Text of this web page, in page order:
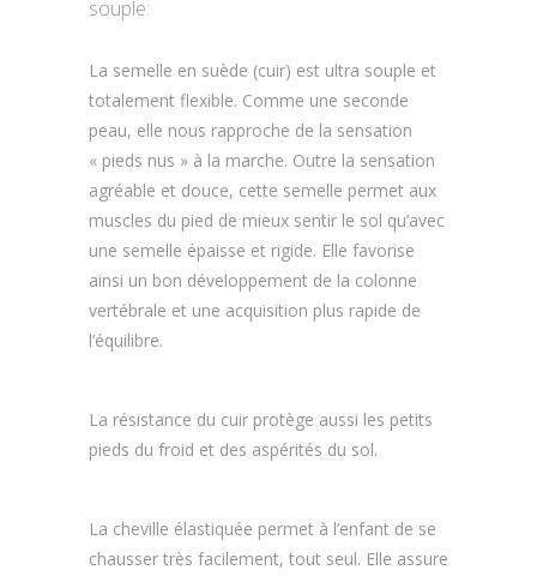
souple:
La semelle en suède (cuir) est ultra souple et
totalement flexible. Comme une seconde
peau, elle nous rapproche de la sensation
« pieds nus » à la marche. Outre la sensation
agréable et douce, cette semelle permet aux
muscles du pied de mieux sentir le sol qu’avec
une semelle épaisse et rigide. Elle favorise
ainsi un bon développement de la colonne
vertébrale et une acquisition plus rapide de
l’équilibre.
La résistance du cuir protège aussi les petits
pieds du froid et des aspérités du sol.
La cheville élastiquée permet à l’enfant de se
chausser très facilement, tout seul. Elle assure